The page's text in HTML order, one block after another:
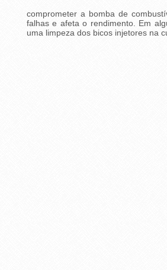
comprometer a bomba de
falhas e afeta o rendimento. Em
uma limpeza dos bicos injetores na